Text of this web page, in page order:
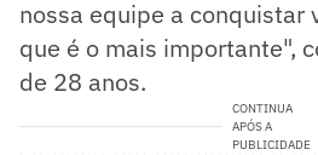
nossa equipe a conquistar
que é o mais importante",
de 28 anos.
CONTINUA
APÓS A
PUBLICIDADE